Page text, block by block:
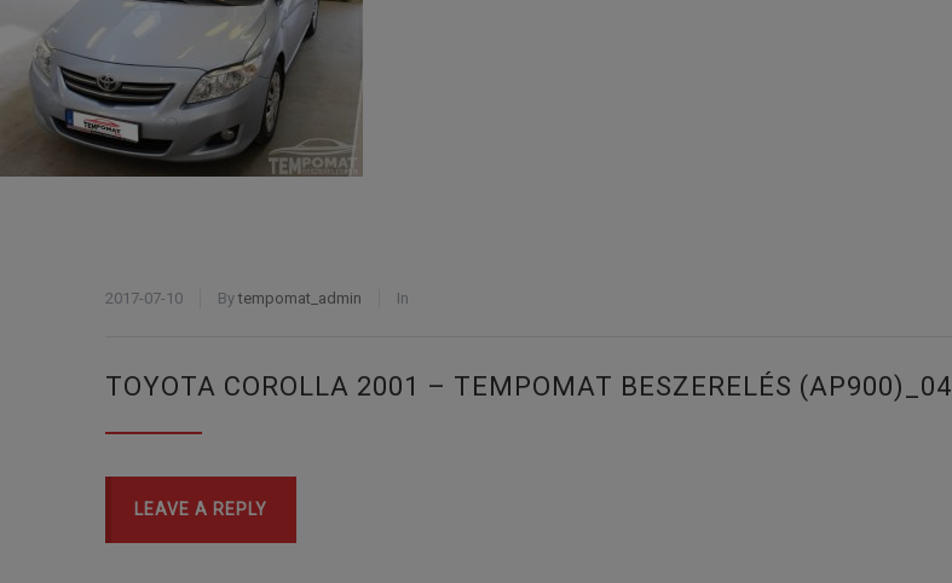
2017-07-10 Bytempomat_admin In
TOYOTA COROLLA 2001 – TEMPOMAT BESZERELÉS (AP900)_04
LEAVE A REPLY